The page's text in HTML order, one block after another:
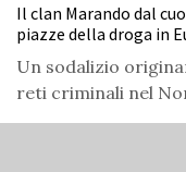
Il clan Marando dal
piazze della droga in
Un sodalizio
reti criminali nel